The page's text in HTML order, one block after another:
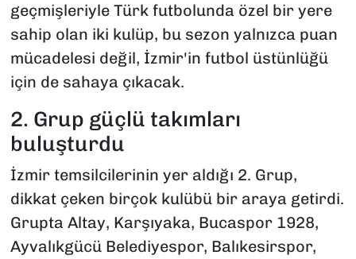
geçmişleriyle Türk futbolunda özel bir yere
sahip olan iki kulüp, bu sezon yalnızca puan
mücadelesi değil, İzmir'in futbol üstünlüğü
için de sahaya çıkacak.
2. Grup güçlü takımları
buluşturdu
İzmir temsilcilerinin yer aldığı 2. Grup,
dikkat çeken birçok kulübü bir araya getirdi.
Grupta Altay, Karşıyaka, Bucaspor 1928,
Ayvalıkgücü Belediyespor, Balıkesirspor,